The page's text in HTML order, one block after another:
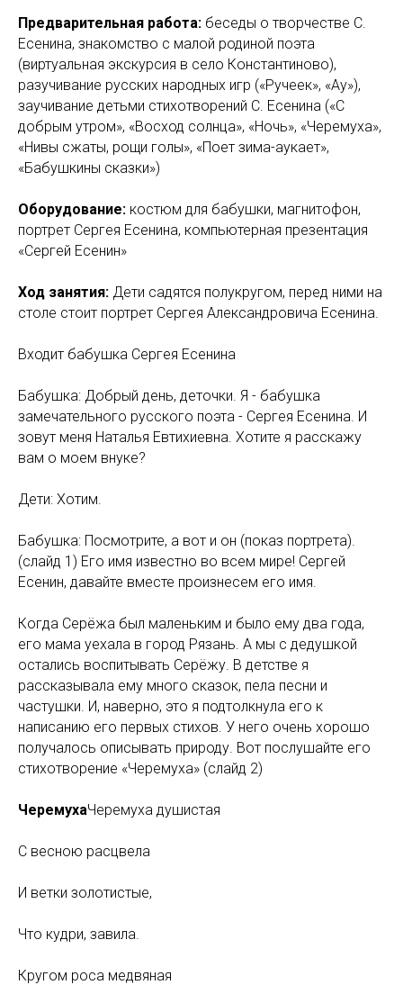
Предварительная работа: беседы о творчестве С.
Есенина, знакомство с малой родиной поэта
(виртуальная экскурсия в село Константиново),
разучивание русских народных игр («Ручеек», «Ау»),
заучивание детьми стихотворений С. Есенина («С
добрым утром», «Восход солнца», «Ночь», «Черемуха»,
«Нивы сжаты, рощи голы», «Поет зима-аукает»,
«Бабушкины сказки»)
Оборудование: костюм для бабушки, магнитофон,
портрет Сергея Есенина, компьютерная презентация
«Сергей Есенин»
Ход занятия: Дети садятся полукругом, перед ними на
столе стоит портрет Сергея Александровича Есенина.
Входит бабушка Сергея Есенина
Бабушка: Добрый день, деточки. Я - бабушка
замечательного русского поэта - Сергея Есенина. И
зовут меня Наталья Евтихиевна. Хотите я расскажу
вам о моем внуке?
Дети: Хотим.
Бабушка: Посмотрите, а вот и он (показ портрета).
(слайд 1) Его имя известно во всем мире! Сергей
Есенин, давайте вместе произнесем его имя.
Когда Серёжа был маленьким и было ему два года,
его мама уехала в город Рязань. А мы с дедушкой
остались воспитывать Серёжу. В детстве я
рассказывала ему много сказок, пела песни и
частушки. И, наверно, это я подтолкнула его к
написанию его первых стихов. У него очень хорошо
получалось описывать природу. Вот послушайте его
стихотворение «Черемуха» (слайд 2)
ЧеремухаЧеремуха душистая
С весною расцвела
И ветки золотистые,
Что кудри, завила.
Кругом роса медвяная